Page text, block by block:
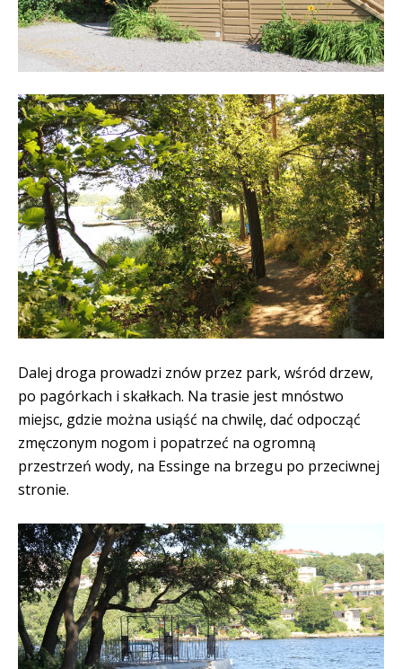
Dalej droga prowadzi znów przez park, wśród drzew,
po pagórkach i skałkach. Na trasie jest mnóstwo
miejsc, gdzie można usiąść na chwilę, dać odpocząć
zmęczonym nogom i popatrzeć na ogromną
przestrzeń wody, na Essinge na brzegu po przeciwnej
stronie.